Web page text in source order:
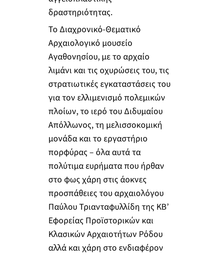
δραστηριότητας.
Το Διαχρονικό-Θεματικό
Αρχαιολογικό μουσείο
Αγαθονησίου, με το αρχαίο
λιμάνι και τις οχυρώσεις του, τις
στρατιωτικές εγκαταστάσεις του
για τον ελλιμενισμό πολεμικών
πλοίων, το ιερό του Διδυμαίου
Απόλλωνος, τη μελισσοκομική
μονάδα και το εργαστήριο
πορφύρας – όλα αυτά τα
πολύτιμα ευρήματα που ήρθαν
στο φως χάρη στις άοκνες
προσπάθειες του αρχαιολόγου
Παύλου Τριανταφυλλίδη της ΚΒ’
Εφορείας Προϊστορικών και
Κλασικών Αρχαιοτήτων Ρόδου
αλλά και χάρη στο ενδιαφέρον